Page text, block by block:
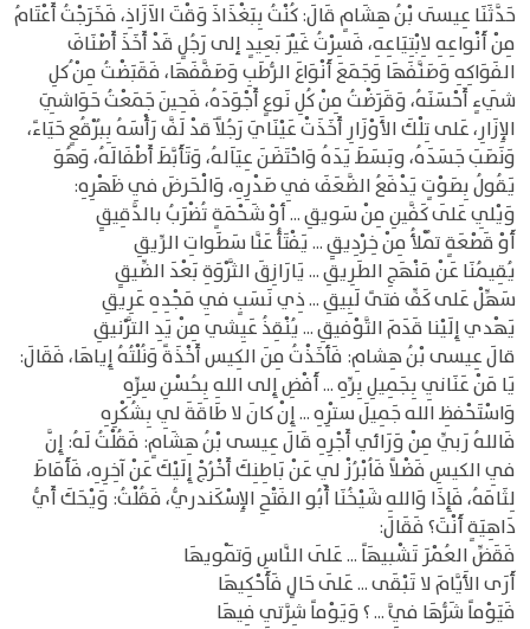
حَدَّثَنَا عِيسَى بْنُ هِشَامٍ قَالَ: كُنْتُ بِبَغْذَاذَ وَقْتَ الاَزَاذِ، فَخَرَجْتُ أَعْتَامُ
مِنْ أَنْواعِهِ لاِبْتِيَاعِهِ، فَسِرْتُ غَيْرَ بَعِيدٍ إلى رَجُلٍ قَدْ أَخَذَ أَصْنَافَ
الفَوَاكِهِ وَصَنَّفَهَا وَجَمَعَ أَنْوَاعَ الرُّطَبِ وَصَفَّفَهَا، فَقَبَضْتُ مِنْ ُكلِ
شَيءٍ أَحْسَنَهُ، وَقَرَضْتُ مِنْ كُلِ نَوعٍ أَجْوَدَهُ، فَحِينَ جَمَعْتُ حَوَاشِيَ
الإِزَارِ، عَلى تِلْكَ الأَوْزَارِ أَخَذَتْ عَيْنَايَ رَجُلاً َقدْ لَفَّ رَأْسَهُ بِبُرْقُعٍ حَيَاءً،
وَنَصَبَ جَسَدَهُ، وبَسَطَ يَدَهُ وَاحْتَضَنَ عِيَاَلهُ، وَتَأَبَّطَ أَطْفَالَهُ، وَهُوَ
يَقُولُ بِصَوْتٍ يَدْفَعُ الضَّعَفَ فِي صَدْرِهِ، وَالْحَرضَ فِي ظَهْرِهِ:
وَيْلِي عَلَى كَفَّينِ مِنْ سَويقِ ... أوْ شَحْمَةٍ تُضْرَبُ بالدَّقِيقِِ
أَوْ قَصْعَةٍ تُمْلأُ مِنْ خِرْدِيقِِ ... يَفْتَأُ عَنَّا سَطَواتِ الرِّيقِ
يُقِيمُنَا عَنْ مَنْهَجِ الطَرِيقِ ... يَارَازِقَ الثَّرْوَةِ بَعْدَ الضِّيقِِ
سَهِّلْ عَلى كَفِّ فتىً لَبِيقِ ... ذِي نَسَبٍ فِي مَجْدِهِ عَرِيقِ
يَهْدي إِلَيْنا قَدَمَ التَّوْفيقِ ... يُنْقِذُ عَيِشي مِنْ يَدِ التَّرْنيقِ
قالَ عِيسى بْنُ هِشامِ: فَأخَذْتُ مِنَ الكِيس أَخْذَةً وَنُلْتُهُ إِياهَا، فَقَالَ:
يَا مَنْ عَنَانِي بِجَمِيلِ بِرِّهِ ... أَفْضِ إِلى اللهِ بِحُسْنِ سِرِّهِ
وَاسْتَحْفظِ الله جَمِيلَ ستْرِهِ ... إِنْ كانَ لا طَاقَةَ لِي بِشُكْرِهِ
فَاللهُ رَبِّي مِنْ وَرَائي أَجْرِهِ قَالَ عِيسى بْنُ هِشَامٍ: فَقُلْتُ لَهُ: إِنَّ
فِي الكيسِ فَضْلاً فَاُبْرُزْ لِي عَنْ بَاطِنِكَ أَخْرُجْ إِلَيْكَ عَنْ آخِرِهِ، فَأَمَاطَ
لِثَامَهُ، فَإِذَا وَاللهِ شَيْخُنَا أَبُو الفَتْحِ الإِسْكَندريُّ، فَقُلْتُ: وَيْحَكَ أَيُّ
دَاهِيَةٍ أَنْتَ؟ فَقَالَ:
فَقَضِّ العُمْرَ تَشْبيهَاً ... عَلَى النَّاسِ وَتَمْويهَا
أَرَى الأَيَّامَ لا تَبْقَى ... عَلَى حَالٍ فَأَحْكِيهَا
فَيَوْماً شَرُّهَا فِيَّ ... ؟ وَيَوْماً شِرَّتِي فِيهَا